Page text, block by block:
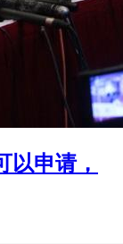
以申请，